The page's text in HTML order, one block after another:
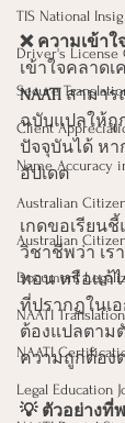
TIS National
Driver's License
Secure
Client
Name Accuracy
Australian
Australian
Document
NAATI
NAATI
Legal Education
❌ ความเข้า
เข้าใจคลาดเ
NAATI สามาร
ฉบับแปลให้ถู
ปัจจุบันได้ ห
อัปเดต
เกดขอเรียน
วิชาชีพว่า เร
ทอน หรือแก้
ที่ปรากฏในเ
ต้องแปลตาม
ความถูกต้อง
💡 ตัวอย่างที่